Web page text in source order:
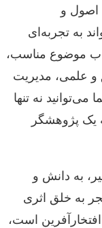
اصول و
به تجربه‌ای
موضوع مناسب،
و علمی، مدیریت
می‌توانید نه تنها
یک پژوهشگر
به دانش و
به خلق اثری
است،